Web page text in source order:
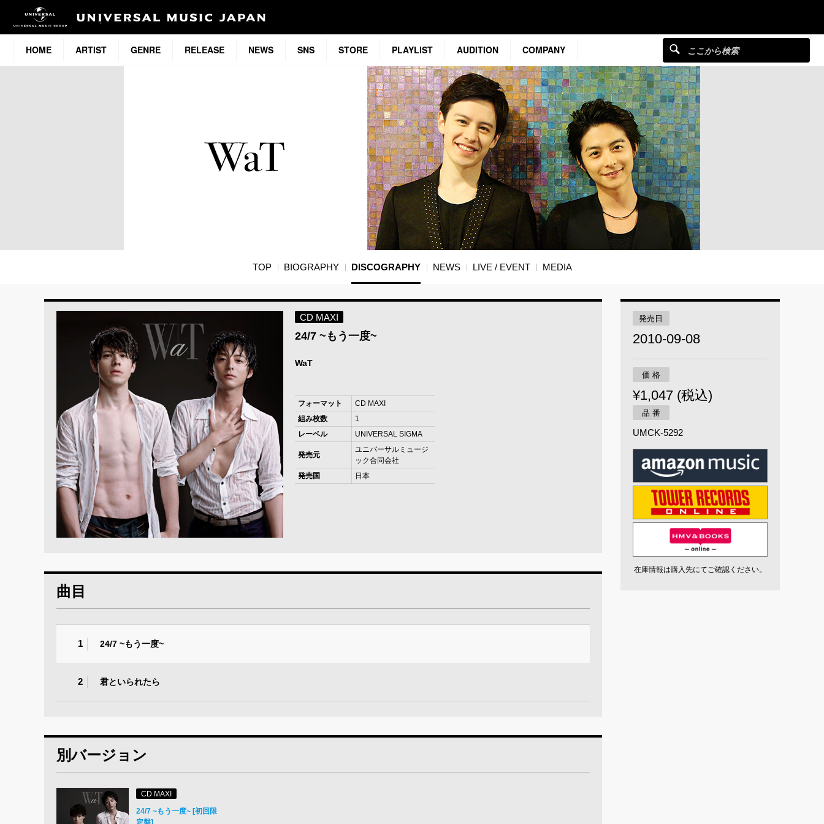
HOME ARTIST GENRE RELEASE NEWS SNS STORE PLAYLIST AUDITION COMPANY
TOP BIOGRAPHY DISCOGRAPHY NEWS LIVE / EVENT MEDIA
CD MAXI
24/7 ~もう一度~
WaT
フォーマット
CD MAXI
組み枚数
1
レーベル
UNIVERSAL SIGMA
発売元
ユニバーサルミュージ
ック合同会社
発売国
日本
曲目
1 24/7 ~もう一度~
2 君といられたら
別バージョン
CD MAXI
24/7 ~もう一度~ [初回限
発売日
2010-09-08
価 格
¥1,047 (税込)
品 番
UMCK-5292
在庫情報は購入先にてご確認ください。